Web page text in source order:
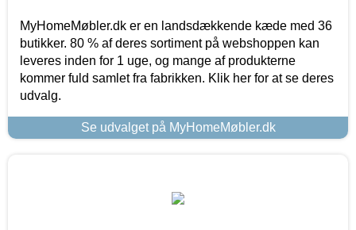
MyHomeMøbler.dk er en landsdækkende kæde med 36
butikker. 80 % af deres sortiment på webshoppen kan
leveres inden for 1 uge, og mange af produkterne
kommer fuld samlet fra fabrikken. Klik her for at se deres
udvalg.
Se udvalget på MyHomeMøbler.dk